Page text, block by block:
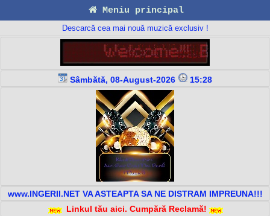
Meniu principal
Descarcă cea mai nouă muzică exclusiv !
Sâmbătă, 08-August-2026 15:28
www.INGERII.NET VA ASTEAPTA SA NE DISTRAM IMPREUNA!!!
Linkul tău aici. Cumpără Reclamă!